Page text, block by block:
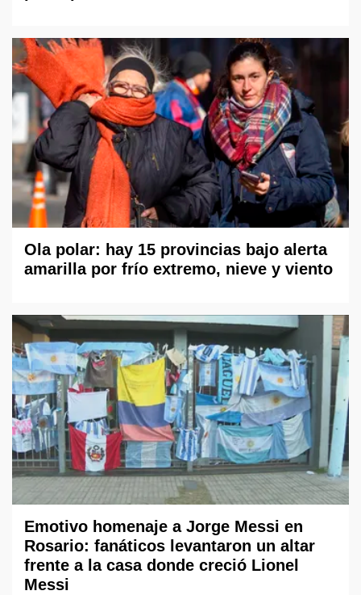
Ola polar: hay 15 provincias bajo alerta
amarilla por frío extremo, nieve y viento
Emotivo homenaje a Jorge Messi en
Rosario: fanáticos levantaron un altar
frente a la casa donde creció Lionel
Messi